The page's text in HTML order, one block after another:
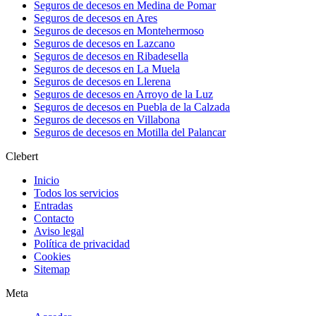
Seguros de decesos en Medina de Pomar
Seguros de decesos en Ares
Seguros de decesos en Montehermoso
Seguros de decesos en Lazcano
Seguros de decesos en Ribadesella
Seguros de decesos en La Muela
Seguros de decesos en Llerena
Seguros de decesos en Arroyo de la Luz
Seguros de decesos en Puebla de la Calzada
Seguros de decesos en Villabona
Seguros de decesos en Motilla del Palancar
Clebert
Inicio
Todos los servicios
Entradas
Contacto
Aviso legal
Política de privacidad
Cookies
Sitemap
Meta